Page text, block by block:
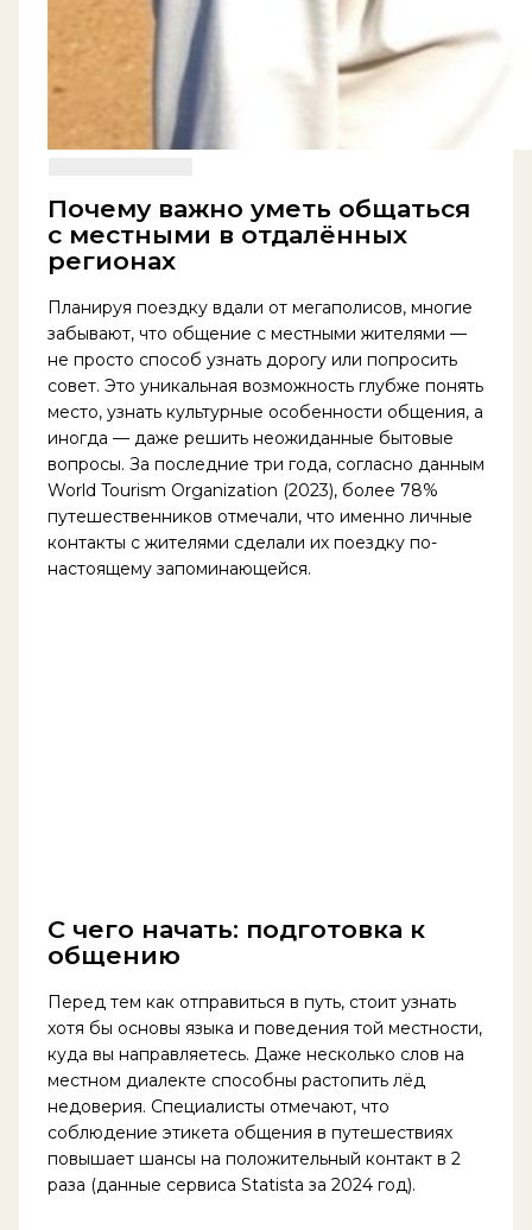
Почему важно уметь общаться
с местными в отдалённых
регионах
Планируя поездку вдали от мегаполисов, многие
забывают, что общение с местными жителями —
не просто способ узнать дорогу или попросить
совет. Это уникальная возможность глубже понять
место, узнать культурные особенности общения, а
иногда — даже решить неожиданные бытовые
вопросы. За последние три года, согласно данным
World Tourism Organization (2023), более 78%
путешественников отмечали, что именно личные
контакты с жителями сделали их поездку по-
настоящему запоминающейся.
С чего начать: подготовка к
общению
Перед тем как отправиться в путь, стоит узнать
хотя бы основы языка и поведения той местности,
куда вы направляетесь. Даже несколько слов на
местном диалекте способны растопить лёд
недоверия. Специалисты отмечают, что
соблюдение этикета общения в путешествиях
повышает шансы на положительный контакт в 2
раза (данные сервиса Statista за 2024 год).